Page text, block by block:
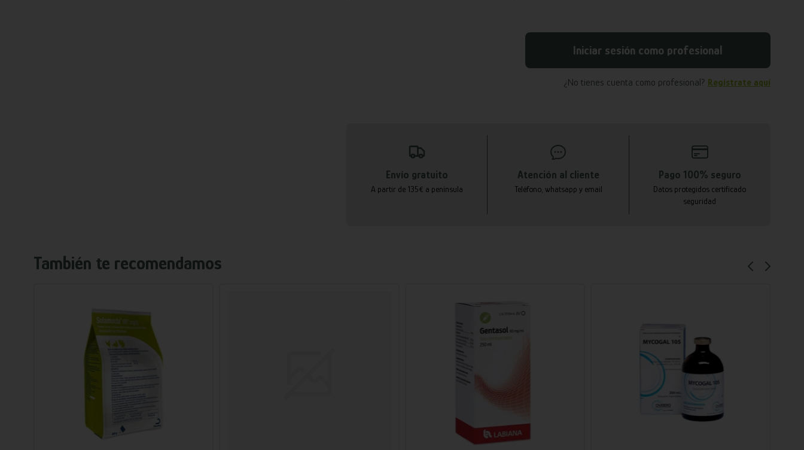
Iniciar sesión como profesional
¿No tienes cuenta como profesional? Regístrate aquí
Envío gratuito
A partir de 135€ a península
Atención al cliente
Teléfono, whatsapp y email
Pago 100% seguro
Datos protegidos certificado
seguridad
También te recomendamos